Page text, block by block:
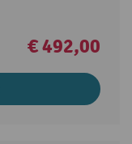
€ 492,00